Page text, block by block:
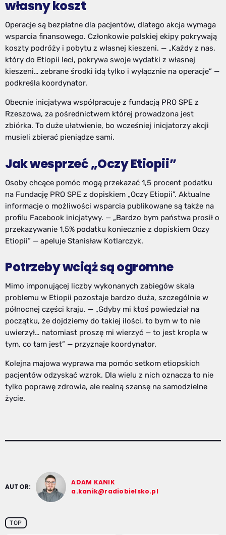
własny koszt
Operacje są bezpłatne dla pacjentów, dlatego akcja wymaga
wsparcia finansowego. Członkowie polskiej ekipy pokrywają
koszty podróży i pobytu z własnej kieszeni. — „Każdy z nas,
który do Etiopii leci, pokrywa swoje wydatki z własnej
kieszeni… zebrane środki idą tylko i wyłącznie na operacje” —
podkreśla koordynator.
Obecnie inicjatywa współpracuje z fundacją PRO SPE z
Rzeszowa, za pośrednictwem której prowadzona jest
zbiórka. To duże ułatwienie, bo wcześniej inicjatorzy akcji
musieli zbierać pieniądze sami.
Jak wesprzeć „Oczy Etiopii”
Osoby chcące pomóc mogą przekazać 1,5 procent podatku
na Fundację PRO SPE z dopiskiem „Oczy Etiopii”. Aktualne
informacje o możliwości wsparcia publikowane są także na
profilu Facebook inicjatywy. — „Bardzo bym państwa prosił o
przekazywanie 1,5% podatku koniecznie z dopiskiem Oczy
Etiopii” — apeluje Stanisław Kotlarczyk.
Potrzeby wciąż są ogromne
Mimo imponującej liczby wykonanych zabiegów skala
problemu w Etiopii pozostaje bardzo duża, szczególnie w
północnej części kraju. — „Gdyby mi ktoś powiedział na
początku, że dojdziemy do takiej ilości, to bym w to nie
uwierzył… natomiast proszę mi wierzyć — to jest kropla w
tym, co tam jest” — przyznaje koordynator.
Kolejna majowa wyprawa ma pomóc setkom etiopskich
pacjentów odzyskać wzrok. Dla wielu z nich oznacza to nie
tylko poprawę zdrowia, ale realną szansę na samodzielne
życie.
AUTOR:
ADAM KANIK
a.kanik@radiobielsko.pl
TOP